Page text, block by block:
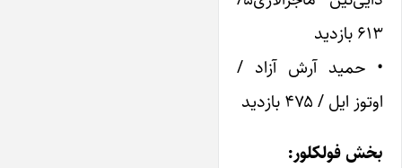
۶۱۳ بازدید
• حمید آرش آزاد /
اوتوز ایل / ۴۷۵ بازدید
بخش فولکلور: